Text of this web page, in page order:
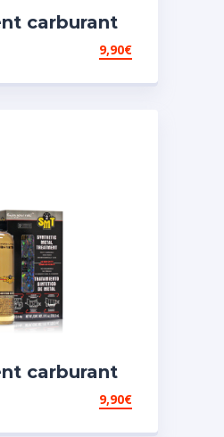
carburant
9,90€
carburant
9,90€